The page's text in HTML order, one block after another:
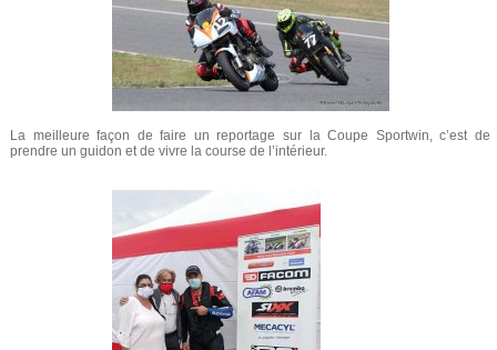
La meilleure façon de faire un reportage sur la Coupe Sportwin, c’est de
prendre un guidon et de vivre la course de l’intérieur.